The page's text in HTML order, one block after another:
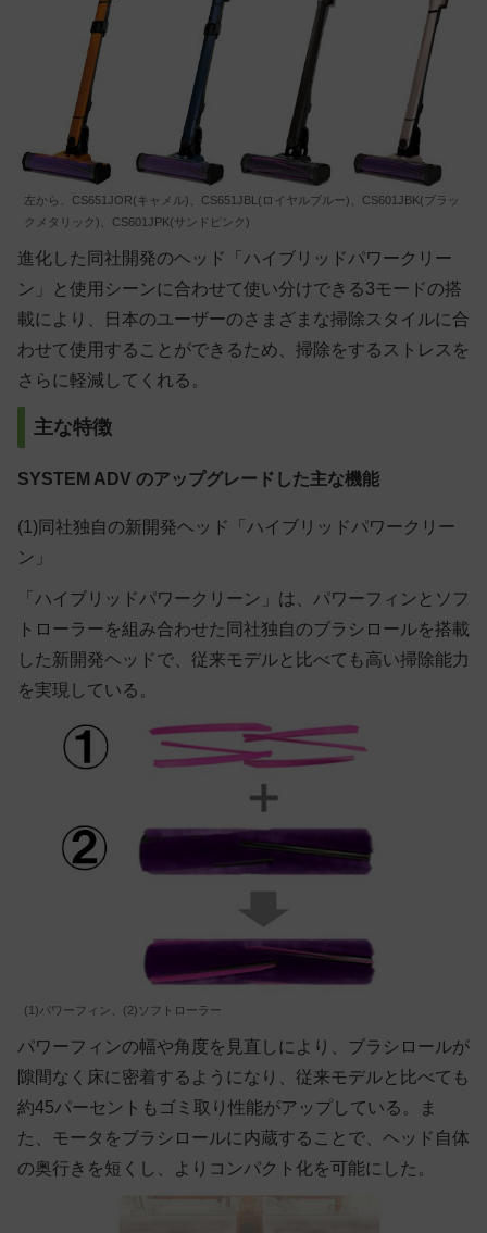
左から、CS651JOR(キャメル)、CS651JBL(ロイヤルブルー)、CS601JBK(ブラッ
クメタリック)、CS601JPK(サンドピンク)
進化した同社開発のヘッド「ハイブリッドパワークリー
ン」と使用シーンに合わせて使い分けできる3モードの搭
載により、日本のユーザーのさまざまな掃除スタイルに合
わせて使用することができるため、掃除をするストレスを
さらに軽減してくれる。
主な特徴
SYSTEM ADV のアップグレードした主な機能
(1)同社独自の新開発ヘッド「ハイブリッドパワークリー
ン」
「ハイブリッドパワークリーン」は、パワーフィンとソフ
トローラーを組み合わせた同社独自のブラシロールを搭載
した新開発ヘッドで、従来モデルと比べても高い掃除能力
を実現している。
(1)パワーフィン、(2)ソフトローラー
パワーフィンの幅や角度を見直しにより、ブラシロールが
隙間なく床に密着するようになり、従来モデルと比べても
約45パーセントもゴミ取り性能がアップしている。ま
た、モータをブラシロールに内蔵することで、ヘッド自体
の奥行きを短くし、よりコンパクト化を可能にした。